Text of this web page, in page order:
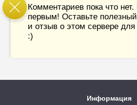
Комментариев пока что нет.
первым! Оставьте
и отзыв о этом сервере для
:)
Информация